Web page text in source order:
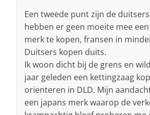
Een tweede punt zijn de
hebben er geen moeite mee
merk te kopen, fransen in
Duitsers kopen duits.
Ik woon dicht bij de grens en
jaar geleden een kettingzaag
orienteren in DLD. Mijn
een japans merk waarop de